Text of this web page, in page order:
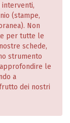
interventi,
(stampe,
Non
per tutte le
schede,
strumento
le
a
dei nostri